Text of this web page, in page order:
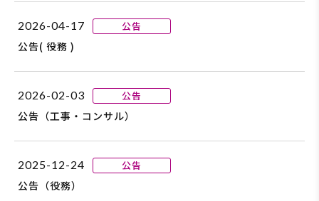
2026-04-17 公告
公告( 役務 )
2026-02-03 公告
公告（工事・コンサル）
2025-12-24 公告
公告（役務）